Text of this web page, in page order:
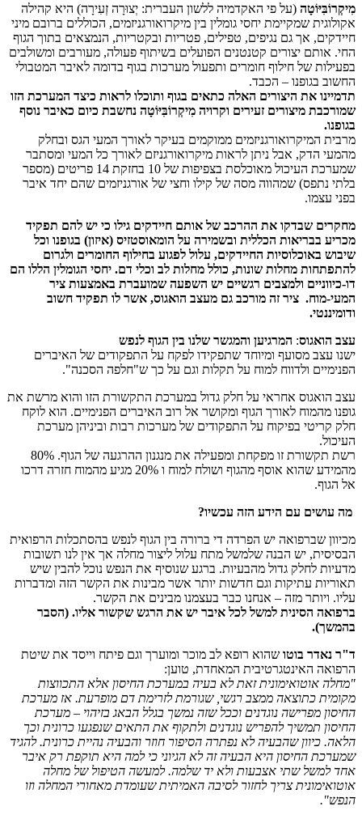
מִיקְרוֹבִּיּוֹטָה (על פי האקדמיה ללשון העברית: יְצוּרָה זְעִירָה) היא קהילה
אקולוגית שמקיימת יחסי גומלין בין מיקרואורגניזמים, הכוללים ברובם מיני
חיידקים, אך גם נגיפים, טפילים, פטריות ובקטריות, הנמצאים בתוך הגוף
החי. אותם יצורים קטנטנים הפועלים בשיתוף פעולה, מעורבים ומשולבים
בפעילות של חילוף חומרים ותפעול מערכות בגוף בדומה לאיבר המטבולי
החשוב בגופנו – הכבד.
תדמיינו את היצורים האלה כתאים בגוף ותוכלו לראות כיצד המערכת הזו
שמורכבת מיצורים זעירים וקרויה מִיקְרוֹבִּיּוֹטָה נחשבת כיום כאיבר נוסף
בגופנו.
מרבית המיקרואורגניזמים ממוקמים בעיקר לאורך המעי הגס ובחלק
מהמעי הדק, אבל ניתן לראות מיקרואורגניזם לאורך כל המעי ומסתבר
שמערכת העיכול מאוכלסת בצפיפות של 10 בחזקת 14 פריטים (מספר
בלתי נתפס) שמהווה מסה של קילו וחצי של אורגניזמים שהם יחד איבר
בפני עצמו.
מחקרים שבדקו את ההרכב של אותם חיידקים גילו כי יש להם תפקיד
מכריע בבריאות הכללית ובשמירה על הומאוסטזיס (איזון) בגופנו וכל
שיבוש באוכלוסיות החיידקים, עלול לפגוע בחילוף החומרים ולגרום
להתפתחות מחלות שונות, כולל מחלות לב וכלי דם. יחסי הגומלין הללו הם
דו-כיווניים ולמצבים רגשיים יש השפעה שמועברת באמצעות ציר
המעי-מוח. ציר זה מורכב גם מעצב הואגוס, אשר לו תפקיד חשוב
ודומיננטי.
עצב הואגוס: המרגיען והמגשר שלנו בין הגוף לנפש
ישנו עצב מסועף ומיוחד שתפקידו לפקח על התפקודים של האיברים
הפנימיים ולדווח למוח על תקלות וגם על כך ש"חלפה הסכנה".
עצב הואגוס אחראי על חלק גדול במערכת התקשורת הזו והוא מרשת את
גופנו מהמוח לאורך הגוף ומקושר אל רוב האיברים הפנימיים. הוא לוקח
חלק קריטי בפיקוח על התפקודים של מערכות רבות וביניהן מערכת
העיכול.
רשת תקשורת זו מפקחת ומפעילה את מנגנון ההרגעה של הגוף. 80%
מהמידע שהוא אוסף מהגוף ושולח למוח ו 20% מגיע מהמוח חזרה דרכו
אל הגוף.
מה עושים עם הידע הזה עכשיו?
מכיוון שברפואה יש הפרדה די ברורה בין הגוף לנפש בהסתכלות הרפואית
הבסיסית, יש הבנה שלמשל מתח עלול ליצור מחלה אך אין לנו תשובות
מדעיות לחלק גדול מהבעיות. ברגע שנוסיף את הנפש נוכל להבין שיש
תאוריות עתיקות וגם חדשות יותר אשר מבינות את הקשר הזה ומדברות
עליו. ויותר מזה – אנחנו כבר בעצמנו מבינים את הקשר.
ברפואה הסינית למשל לכל איבר יש את הרגש שקשור אליו. (הסבר
בהמשך).
ד"ר נאדר בוטו שהוא רופא לב מוכר ומוערך וגם פיתח וייסד את שיטת
הרפואה האינטגרטיבית המאחדת, טוען:
"מחלה אוטואימונית זאת לא בעיה במערכת החיסון אלא התכווצות
מקומית כתוצאה ממצב רגשי, שגורמת לזרימת דם מופרעת. אז מערכת
החיסון מפרישה נוגדנים וככל שזה נמשך בגלל הבאג בזיהוי – מערכת
החיסון תמשיך להפריש נוגדנים ולתקוף את התאים שנפגעו כרונית וכך
הלאה. כיוון שהבעיה לא נפתרה הסיפור חוזר והבעיה נהיית כרונית. להגיד
שמערכת החיסון היא הבעיה זה לא הגיוני כי למה היא תוקפת רק איבר
אחד למשל שתי אצבעות ולא יד שלמה. למעשה הטיפול של מחלה
אוטואימונית צריך לחזור לסיבה האמיתית שעומדת מאחורי המחלה וזו
הנפש".